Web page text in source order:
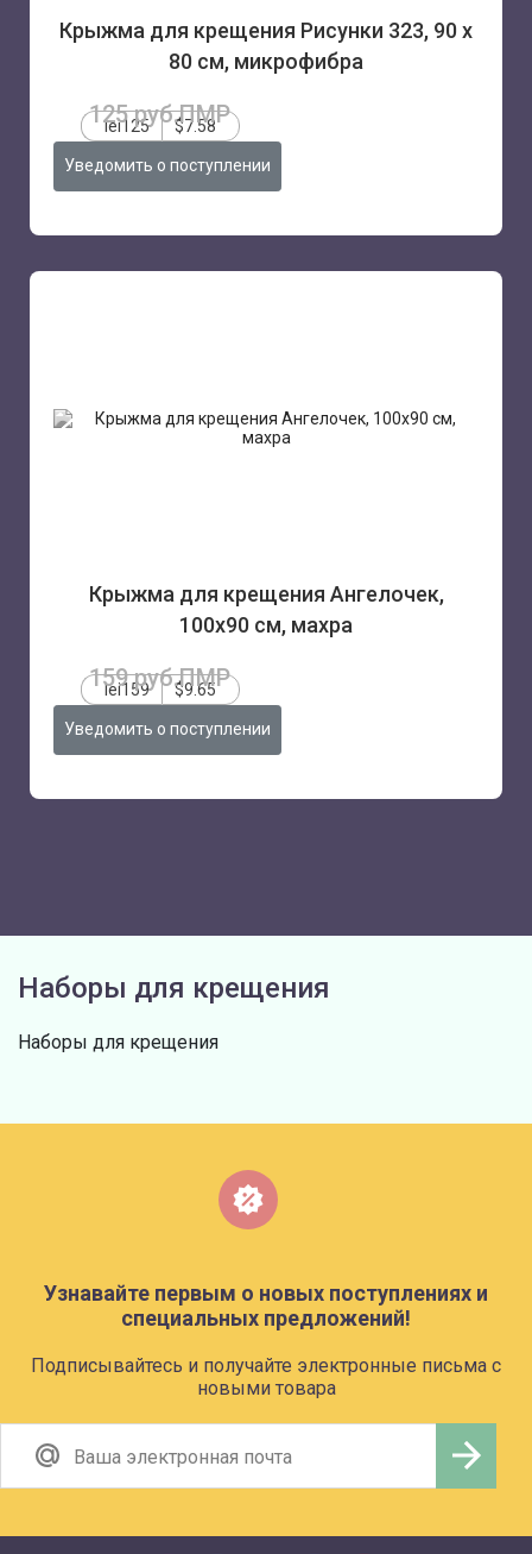
Крыжма для крещения Рисунки 323, 90 х
80 см, микрофибра
125 руб.ПМР
lei125 $7.58
Уведомить о поступлении
Крыжма для крещения Ангелочек,
100х90 см, махра
159 руб.ПМР
lei159 $9.65
Уведомить о поступлении
Наборы для крещения
Наборы для крещения
Узнавайте первым о новых поступлениях и
специальных предложений!
Подписывайтесь и получайте электронные письма с
новыми товара